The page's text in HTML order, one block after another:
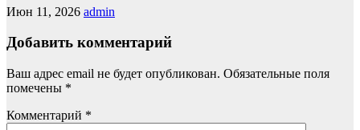
Июн 11, 2026 admin
Добавить комментарий
Ваш адрес email не будет опубликован. Обязательные поля
помечены *
Комментарий *